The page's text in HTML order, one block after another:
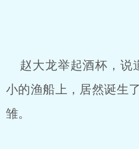
赵大龙举起酒杯，说
小的渔船上，居然诞生
雏。